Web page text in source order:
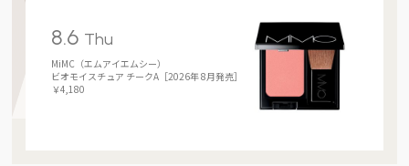
8.6 Thu
MiMC（エムアイエムシー）
ビオモイスチュア チークA［2026年 8月発売］
￥4,180